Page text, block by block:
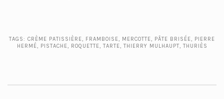
TAGS: CRÈME PATISSIÈRE, FRAMBOISE, MERCOTTE, PÂTE BRISÉE, PIERRE
HERMÉ, PISTACHE, ROQUETTE, TARTE, THIERRY MULHAUPT, THURIÈS